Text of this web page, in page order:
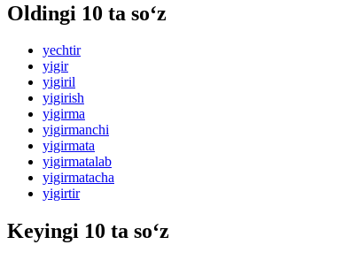
Oldingi 10 ta so‘z
yechtir
yigir
yigiril
yigirish
yigirma
yigirmanchi
yigirmata
yigirmatalab
yigirmatacha
yigirtir
Keyingi 10 ta so‘z